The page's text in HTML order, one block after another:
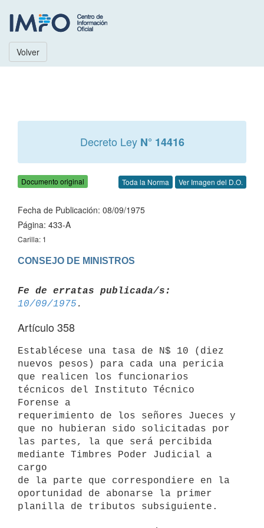
Volver
Decreto Ley N° 14416
Documento original Toda la Norma Ver Imagen del D.O.
Fecha de Publicación: 08/09/1975
Página: 433-A
Carilla: 1
CONSEJO DE MINISTROS
Fe de erratas publicada/s:
10/09/1975
Artículo 358
Establécese una tasa de N$ 10 (diez
nuevos pesos) para cada una pericia
que realicen los funcionarios
técnicos del Instituto Técnico
Forense a
requerimiento de los señores Jueces y
que no hubieran sido solicitadas por
las partes, la que será percibida
mediante Timbres Poder Judicial a
cargo
de la parte que correspondiere en la
oportunidad de abonarse la primer
planilla de tributos subsiguiente.